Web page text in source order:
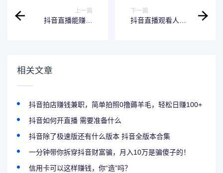
上一篇
抖音直播能赚钱
下一篇
抖音直播观看人数
相关文章
抖音拍店赚钱兼职，简单拍照0撸薅羊毛，轻松日赚100+
抖音如何开直播 需要准备什么
抖音除了极速版还有什么版本 抖音全版本合集
一分钟带你拆穿抖音财富骗，月入10万是骗傻子的！
信用卡可以这样赚钱，你“造”吗？